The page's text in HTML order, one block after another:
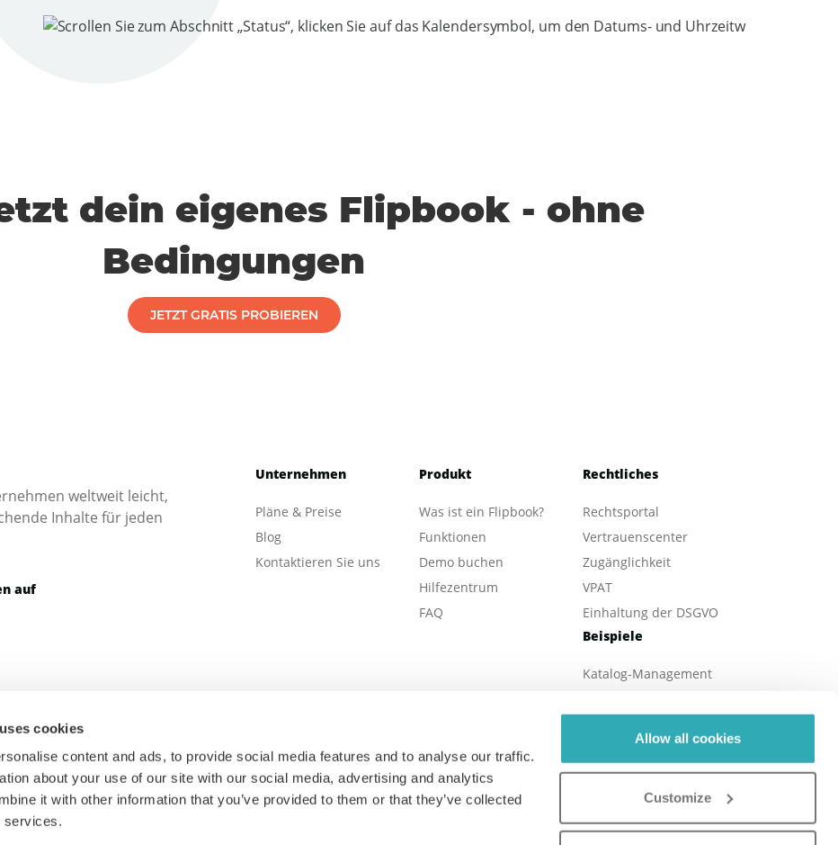
cookies
content and ads, to provide social media features and to analyse our traffic.
about your use of our site with our social media, advertising and analytics
it with other information that you’ve provided to them or that they’ve collected
services.
Allow all cookies
Customize
dein eigenes Flipbook - ohne
Bedingungen
JETZT GRATIS PROBIEREN
weltweit leicht,
Inhalte für jeden
auf
Unternehmen
Pläne & Preise
Blog
Kontaktieren Sie uns
Produkt
Was ist ein Flipbook?
Funktionen
Demo buchen
Hilfezentrum
FAQ
Rechtliches
Rechtsportal
Vertrauenscenter
Zugänglichkeit
VPAT
Einhaltung der DSGVO
Beispiele
Katalog-Management
Immobilie
Online-Broschüren
Digitale Berichte
Online-Menü